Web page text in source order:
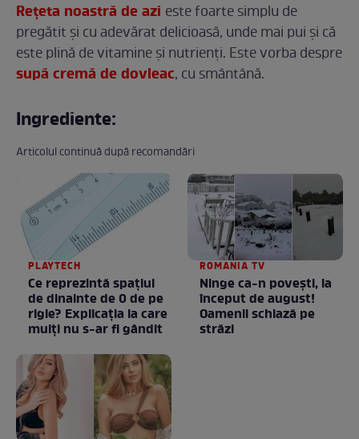
Rețeta noastră de azi este foarte simplu de
pregătit și cu adevărat delicioasă, unde mai pui și că
este plină de vitamine și nutrienți. Este vorba despre
supă cremă de dovleac, cu smântână.
Ingrediente:
Articolul continuă după recomandări
PLAYTECH
Ce reprezintă spaţiul
de dinainte de 0 de pe
rigle? Explicaţia la care
mulţi nu s-ar fi gândit
ROMANIA TV
Ninge ca-n povești, la
început de august!
Oamenii schiază pe
străzi